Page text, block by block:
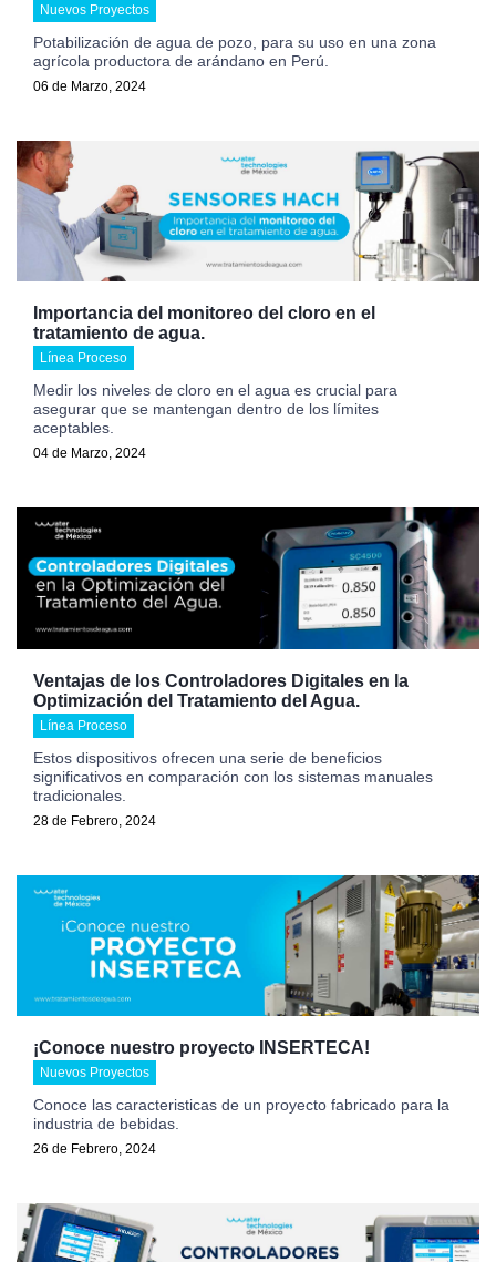
Nuevos Proyectos
Potabilización de agua de pozo, para su uso en una zona
agrícola productora de arándano en Perú.
06 de Marzo, 2024
Importancia del monitoreo del cloro en el
tratamiento de agua.
Línea Proceso
Medir los niveles de cloro en el agua es crucial para
asegurar que se mantengan dentro de los límites
aceptables.
04 de Marzo, 2024
Ventajas de los Controladores Digitales en la
Optimización del Tratamiento del Agua.
Línea Proceso
Estos dispositivos ofrecen una serie de beneficios
significativos en comparación con los sistemas manuales
tradicionales.
28 de Febrero, 2024
¡Conoce nuestro proyecto INSERTECA!
Nuevos Proyectos
Conoce las caracteristicas de un proyecto fabricado para la
industria de bebidas.
26 de Febrero, 2024